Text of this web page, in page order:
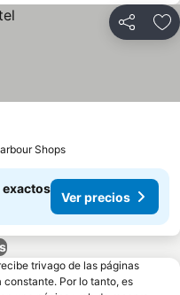
Compartir
Shops
exactos
Ver precios
trivago de las páginas
Por lo tanto, es